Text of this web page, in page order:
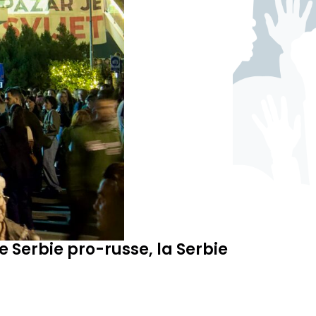
Serbie pro-russe, la Serbie